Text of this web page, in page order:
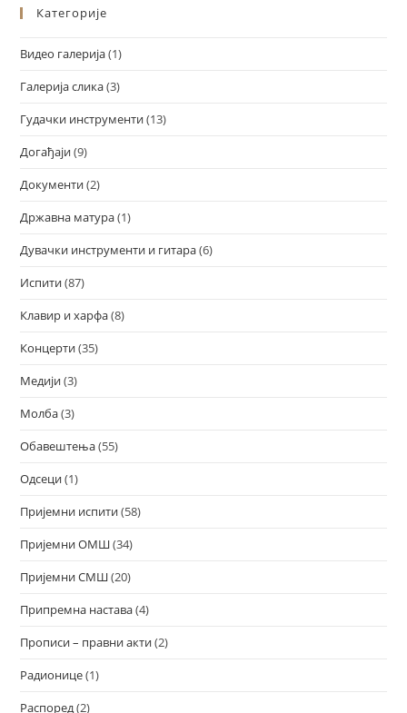
Категорије
Видео галерија(1)
Галерија слика(3)
Гудачки инструменти(13)
Догађаји(9)
Документи(2)
Државна матура(1)
Дувачки инструменти и гитара(6)
Испити(87)
Клавир и харфа(8)
Концерти(35)
Медији(3)
Молба(3)
Обавештења(55)
Одсеци(1)
Пријемни испити(58)
Пријемни ОМШ(34)
Пријемни СМШ(20)
Припремна настава(4)
Прописи – правни акти(2)
Радионице(1)
Распоред(2)